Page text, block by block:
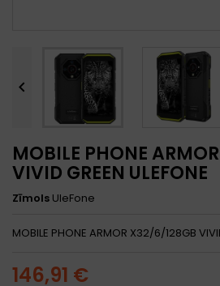

MOBILE PHONE
VIVID GREEN ULEFONE
Zīmols UleFone
MOBILE PHONE ARMOR X32/6/128GB
146,91 €